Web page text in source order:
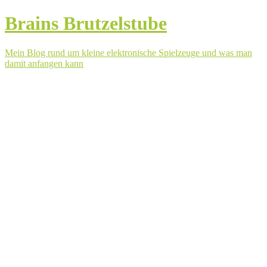
Brains Brutzelstube
Mein Blog rund um kleine elektronische Spielzeuge und was man
damit anfangen kann